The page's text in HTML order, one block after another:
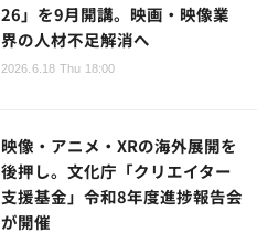
26」を9月開講。映画・映像業
界の人材不足解消へ
2026.6.18 Thu 18:00
映像・アニメ・XRの海外展開を
後押し。文化庁「クリエイター
支援基金」令和8年度進捗報告会
が開催